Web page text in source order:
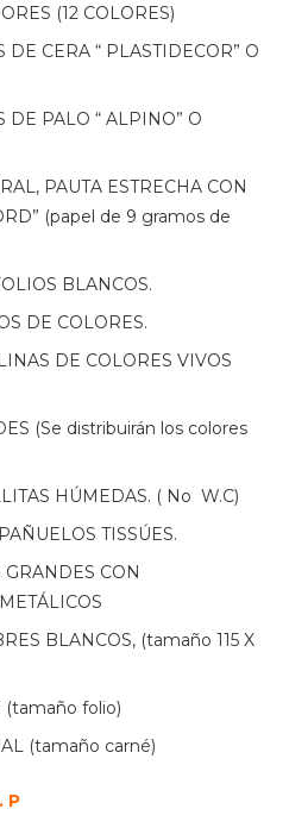
(12 COLORES)
DE CERA “ PLASTIDECOR” O
DE PALO “ ALPINO” O
PAUTA ESTRECHA CON
(papel de 9 gramos de
BLANCOS.
DE COLORES.
DE COLORES VIVOS
(Se distribuirán los colores
HÚMEDAS. ( No W.C)
TISSÚES.
GRANDES CON
BLANCOS, (tamaño 115 X
(tamaño folio)
(tamaño carné)
P